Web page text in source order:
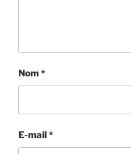
Nom*
E-mail*